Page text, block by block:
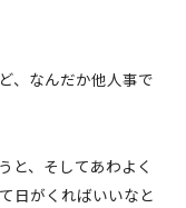
、なんだか他人事で
と、そしてあわよく
日がくればいいなと